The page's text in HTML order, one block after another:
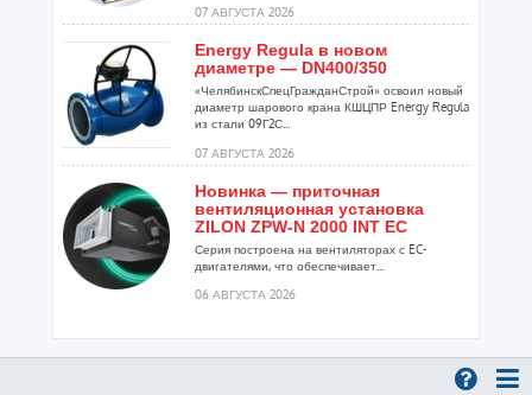
07 АВГУСТА 2026
Energy Regula в новом
диаметре — DN400/350
«ЧелябинскСпецГражданСтрой» освоил новый
диаметр шарового крана КШЦПР Energy Regula
из стали 09Г2С...
07 АВГУСТА 2026
Новинка — приточная
вентиляционная установка
ZILON ZPW-N 2000 INT EC
Серия построена на вентиляторах с EC-
двигателями, что обеспечивает...
06 АВГУСТА 2026